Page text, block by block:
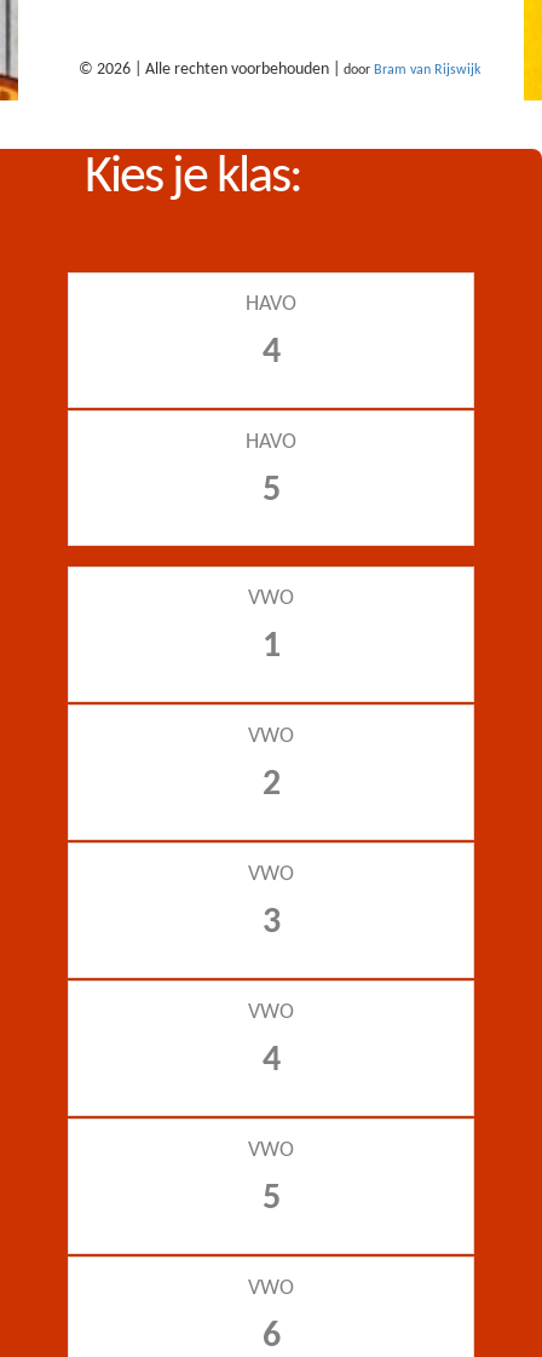
© 2026 | Alle rechten voorbehouden | door Bram van Rijswijk
Kies je klas:
HAVO
4
HAVO
5
VWO
1
VWO
2
VWO
3
VWO
4
VWO
5
VWO
6